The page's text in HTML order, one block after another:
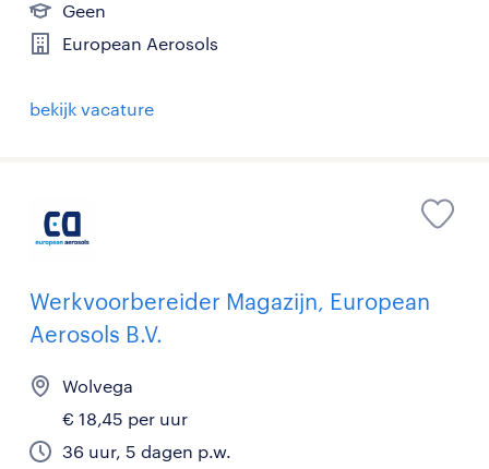
Geen
European Aerosols
bekijk vacature
Werkvoorbereider Magazijn, European
Aerosols B.V.
Wolvega
€ 18,45 per uur
36 uur, 5 dagen p.w.